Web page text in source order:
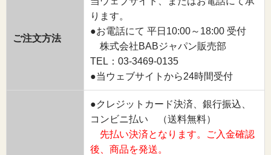
ご注文方法
ります。
●お電話にて 平日10:00～18:00 受付
株式会社BABジャパン販売部
TEL：03-3469-0135
●当ウェブサイトから24時間受付
●クレジットカード決済、銀行振込、
コンビニ払い （送料無料）
先払い決済となります。ご入金確認
後、商品を発送。